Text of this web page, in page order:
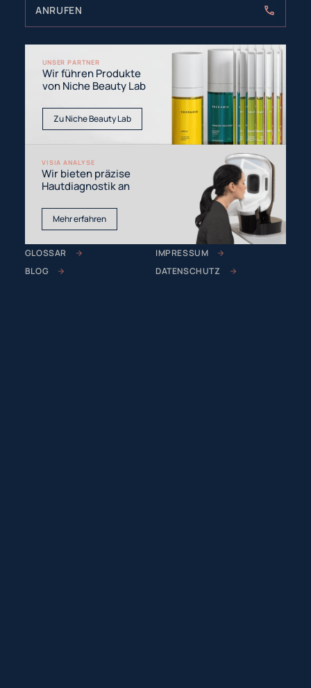
ANRUFEN
UNSER PARTNER
Wir führen Produkte
von Niche Beauty Lab
Zu Niche Beauty Lab
VISIA ANALYSE
Wir bieten präzise
Hautdiagnostik an
Mehr erfahren
GLOSSAR
BLOG
IMPRESSUM
DATENSCHUTZ